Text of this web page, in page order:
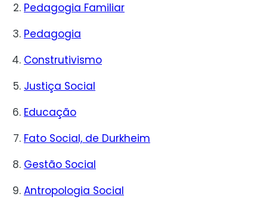
Pedagogia Familiar
Pedagogia
Construtivismo
Justiça Social
Educação
Fato Social, de Durkheim
Gestão Social
Antropologia Social